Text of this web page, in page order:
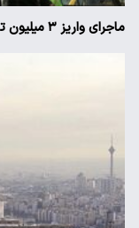
ماجرای واریز ۳ میلیون تومانی سود سهام عدالت چیست؟